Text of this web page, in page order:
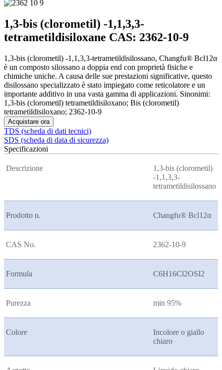
1,3-bis (clorometil) -1,1,3,3-
tetrametildisiloxane CAS: 2362-10-9
1,3-bis (clorometil) -1,1,3,3-tetrametildisilossano, Changfu® Bcl12α
è un composto silossano a doppia end con proprietà fisiche e
chimiche uniche. A causa delle sue prestazioni significative, questo
disilossano specializzato è stato impiegato come reticolatore e un
importante additivo in una vasta gamma di applicazioni. Sinonimi:
1,3-bis (clorometil) tetrametildisiloxano; Bis (clorometil)
tetrametildisiloxano; 2362-10-9
Acquistare ora
TDS (scheda di dati tecnici)
SDS (scheda di data di sicurezza)
Specificazioni
Descrizione
1,3-bis (clorometil)
-1,1,3,3-
tetrametildisilossano
Prodotto n. Changfu® Bcl12α
CAS No. 2362-10-9
Formula C6H16Cl2OSI2
Purezza min 95%
Colore
Incolore o giallo
chiaro